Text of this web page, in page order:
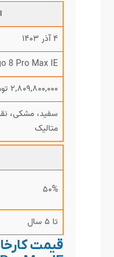
۴ آذر ۱۴۰۳
8 Pro Max IE
۲,۸۰۹,۸۰۰,۰۰۰ تومان
سفید، مشکی،
متالیک
۵۰%
تا ۵ سال
قیمت